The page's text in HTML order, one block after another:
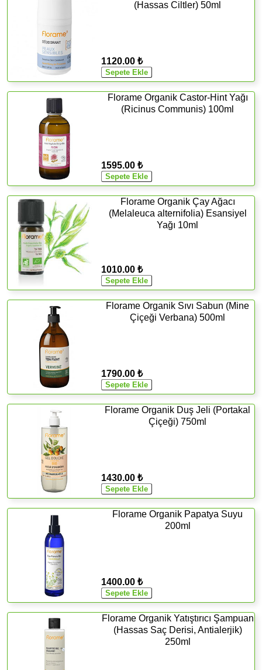
(Hassas Ciltler) 50ml
1120.00 ₺
Florame Organik Castor-Hint Yağı
(Ricinus Communis) 100ml
1595.00 ₺
Florame Organik Çay Ağacı
(Melaleuca alternifolia) Esansiyel
Yağı 10ml
1010.00 ₺
Florame Organik Sıvı Sabun (Mine
Çiçeği Verbana) 500ml
1790.00 ₺
Florame Organik Duş Jeli (Portakal
Çiçeği) 750ml
1430.00 ₺
Florame Organik Papatya Suyu
200ml
1400.00 ₺
Florame Organik Yatıştırıcı Şampuan
(Hassas Saç Derisi, Antialerjik)
250ml